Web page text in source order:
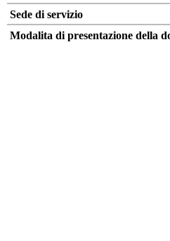
Sede di servizio
Modalita di presentazione della